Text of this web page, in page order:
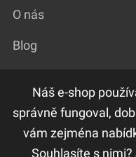
O nás
Blog
DŮLEŽITÉ ODKAZY
F.A.Q
Náš e-shop
správně fungoval,
vám zejména
Souhlasíte s